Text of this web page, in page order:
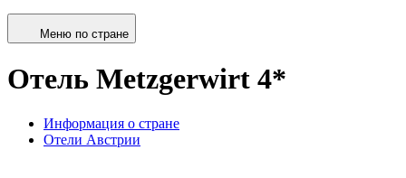
Меню по стране
Отель Metzgerwirt 4*
Информация о стране
Отели Австрии